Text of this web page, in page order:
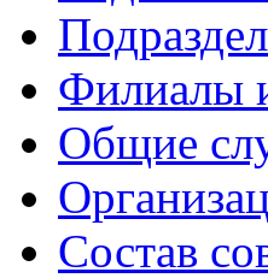
Филиалы
Общие
Состав